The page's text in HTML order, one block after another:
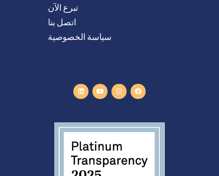
تبرع الآن
اتصل بنا
سياسة الخصوصية